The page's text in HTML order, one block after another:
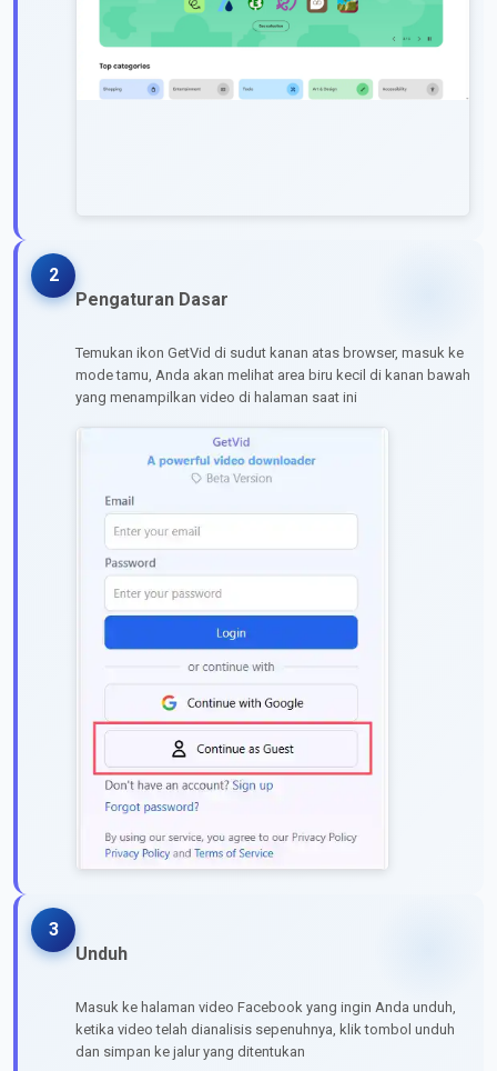
2
Pengaturan Dasar
Temukan ikon GetVid di sudut kanan atas browser, masuk ke
mode tamu, Anda akan melihat area biru kecil di kanan bawah
yang menampilkan video di halaman saat ini
3
Unduh
Masuk ke halaman video Facebook yang ingin Anda unduh,
ketika video telah dianalisis sepenuhnya, klik tombol unduh
dan simpan ke jalur yang ditentukan